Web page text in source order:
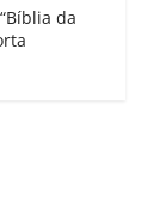
da